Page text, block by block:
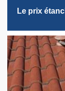
Le prix